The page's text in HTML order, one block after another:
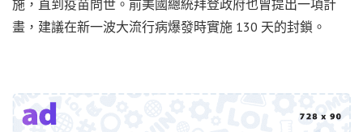
施，直到疫苗問世。前美國總統拜登政府也曾提出一項計
畫，建議在新一波大流行病爆發時實施 130 天的封鎖。